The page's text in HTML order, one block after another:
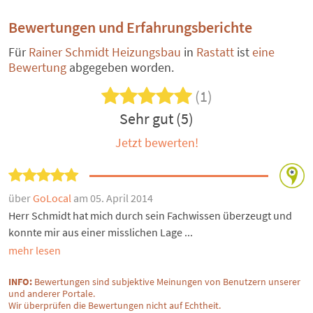
Bewertungen und Erfahrungsberichte
FürRainer Schmidt Heizungsbau in Rastatt isteine
Bewertung abgegeben worden.
(1)
Sehr gut (5)
Jetzt bewerten!
überGoLocal am 05. April 2014
Herr Schmidt hat mich durch sein Fachwissen überzeugt und
konnte mir aus einer misslichen Lage ...
mehr lesen
INFO: Bewertungen sind subjektive Meinungen von Benutzern unserer
und anderer Portale.
Wir überprüfen die Bewertungen nicht auf Echtheit.